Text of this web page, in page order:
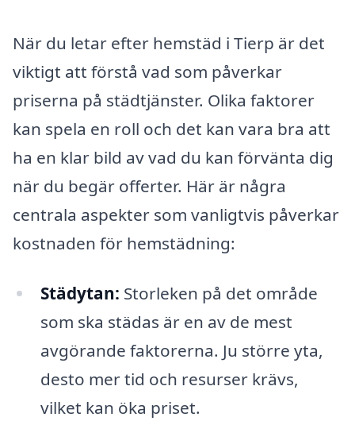
När du letar efter hemstäd i Tierp är det
viktigt att förstå vad som påverkar
priserna på städtjänster. Olika faktorer
kan spela en roll och det kan vara bra att
ha en klar bild av vad du kan förvänta dig
när du begär offerter. Här är några
centrala aspekter som vanligtvis påverkar
kostnaden för hemstädning:
Städytan: Storleken på det område
som ska städas är en av de mest
avgörande faktorerna. Ju större yta,
desto mer tid och resurser krävs,
vilket kan öka priset.